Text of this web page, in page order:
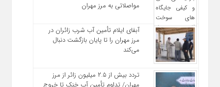
مواصلاتی به مرز مهران
آبفای ایلام تأمین آب شرب زائران در
مرز مهران را تا پایان بازگشت دنبال
می‌کند
تردد بیش از ۲.۵ میلیون زائر از مرز
مهران/ تداوم تأمین آب خنک تا خروج